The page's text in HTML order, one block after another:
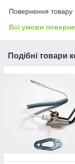
Повернення товару
Всі умови
Подібні товари